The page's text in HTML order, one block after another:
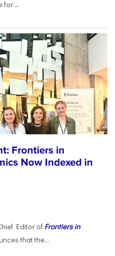
for ...
Frontiers in
Now Indexed in
Editor of Frontiers in
that the...